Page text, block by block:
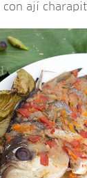
con ají